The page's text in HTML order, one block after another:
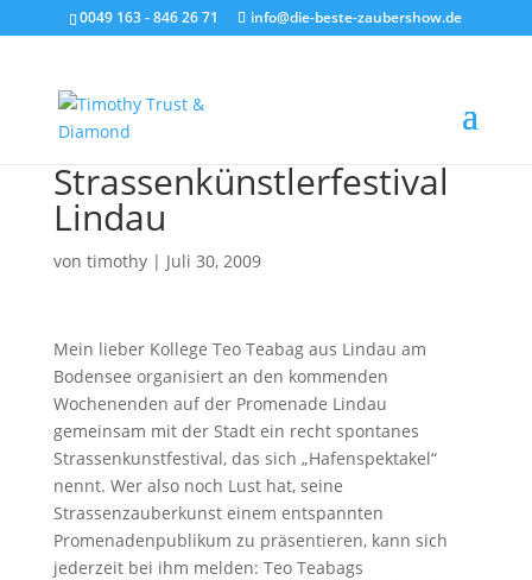
0049 163 - 846 26 71 info@die-beste-zaubershow.de
Strassenkünstlerfestival
Lindau
von timothy| Juli 30, 2009
Mein lieber Kollege Teo Teabag aus Lindau am
Bodensee organisiert an den kommenden
Wochenenden auf der Promenade Lindau
gemeinsam mit der Stadt ein recht spontanes
Strassenkunstfestival, das sich „Hafenspektakel“
nennt. Wer also noch Lust hat, seine
Strassenzauberkunst einem entspannten
Promenadenpublikum zu präsentieren, kann sich
jederzeit bei ihm melden: Teo Teabags